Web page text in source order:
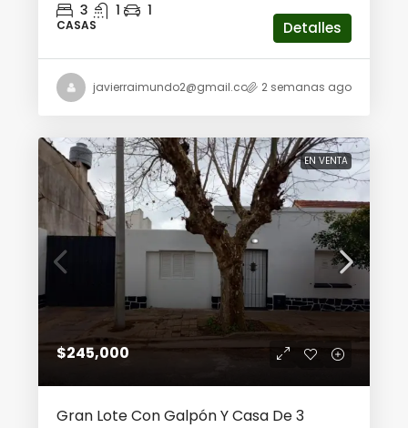
3 1 1
CASAS Detalles
javierraimundo2@gmail.com 2 semanas ago
EN VENTA
$245,000
Gran Lote Con Galpón Y Casa De 3